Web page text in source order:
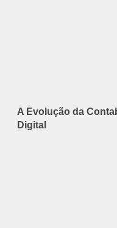
A Evolução da
Digital